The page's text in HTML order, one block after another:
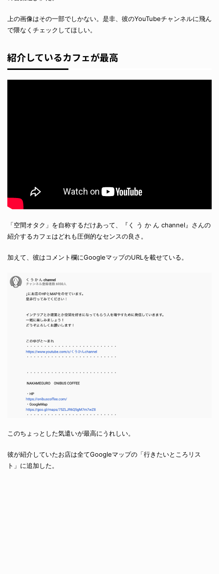
上の画像はその一部でしかない。是非、彼のYouTubeチャンネルに飛ん
で隈なくチェックしてほしい。
紹介しているカフェが最高
「空間オタク」を自称するだけあって、『く う か ん channel』さんの
紹介するカフェはどれも圧倒的なセンスの良さ。
加えて、彼はコメント欄にGoogleマップのURLを載せている。
このちょっとした気遣いが最高にうれしい。
彼が紹介していたお店は全てGoogleマップの「行きたいところリス
ト」に追加した。